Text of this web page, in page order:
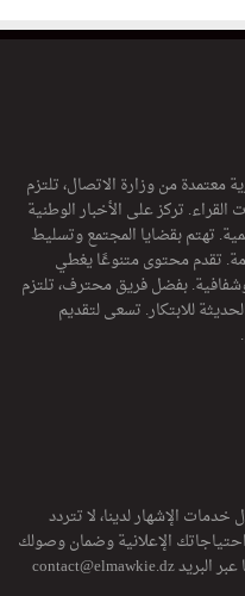
معتمدة من وزارة الاتصال، تلتزم
تركز على الأخبار الوطنية
تهتم بقضايا المجتمع وتسليط
تقدم محتوى متنوعًا يغطي
وشفافية. بفضل فريق محترف، تلتزم
للابتكار. تسعى لتقديم
الإشهار لدينا، لا تتردد
الإعلانية وضمان وصولك
البريدcontact@elmawkie.dz